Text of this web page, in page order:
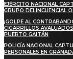
EJÉRCITO NACIONAL
GRUPO DELINCUENCIAL
¡GOLPE AL
CIGARRILLOS
PUERTO GAITÁN
POLICÍA NACIONAL
PERSONALES EN